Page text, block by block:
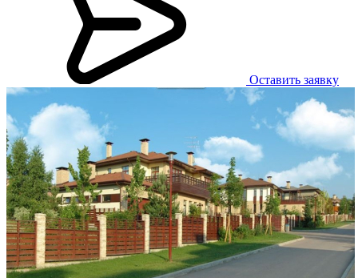
Оставить заявку